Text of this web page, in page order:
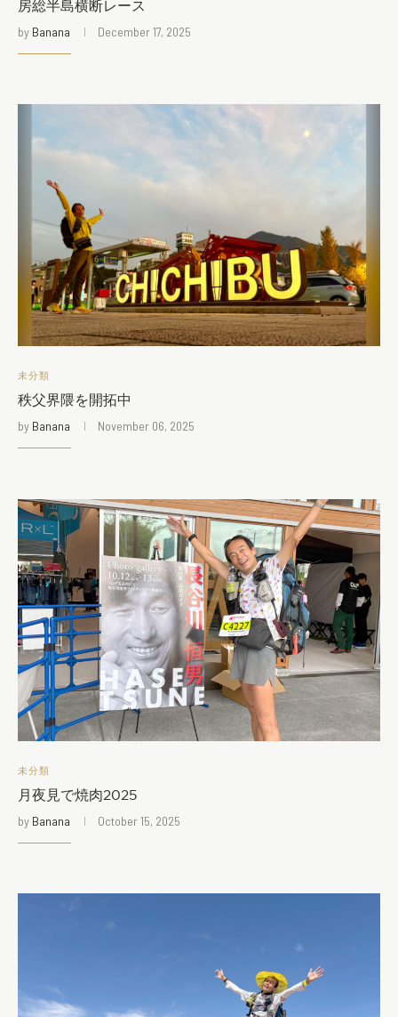
房総半島横断レース
by Banana December 17, 2025
未分類
秩父界隈を開拓中
by Banana November 06, 2025
未分類
月夜見で焼肉2025
by Banana October 15, 2025